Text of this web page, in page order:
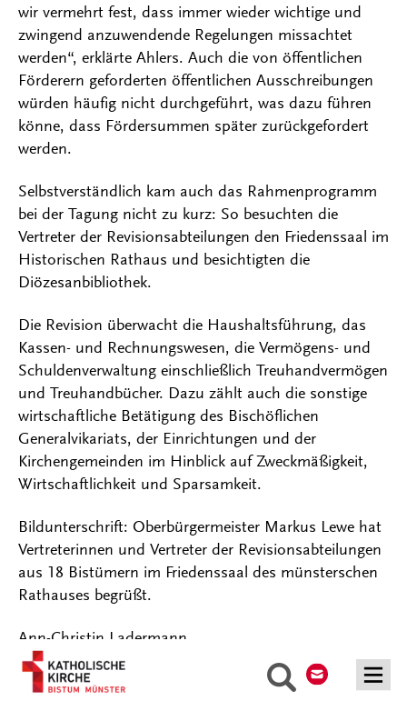
Suche
wir vermehrt fest, dass immer wieder wichtige und
zwingend anzuwendende Regelungen missachtet
werden“, erklärte Ahlers. Auch die von öffentlichen
Förderern geforderten öffentlichen Ausschreibungen
würden häufig nicht durchgeführt, was dazu führen
könne, dass Fördersummen später zurückgefordert
werden.
Selbstverständlich kam auch das Rahmenprogramm
bei der Tagung nicht zu kurz: So besuchten die
Vertreter der Revisionsabteilungen den Friedenssaal im
Historischen Rathaus und besichtigten die
Diözesanbibliothek.
Die Revision überwacht die Haushaltsführung, das
Kassen- und Rechnungswesen, die Vermögens- und
Schuldenverwaltung einschließlich Treuhandvermögen
und Treuhandbücher. Dazu zählt auch die sonstige
wirtschaftliche Betätigung des Bischöflichen
Generalvikariats, der Einrichtungen und der
Kirchengemeinden im Hinblick auf Zweckmäßigkeit,
Wirtschaftlichkeit und Sparsamkeit.
Bildunterschrift: Oberbürgermeister Markus Lewe hat
Vertreterinnen und Vertreter der Revisionsabteilungen
aus 18 Bistümern im Friedenssaal des münsterschen
Rathauses begrüßt.
Ann-Christin Ladermann